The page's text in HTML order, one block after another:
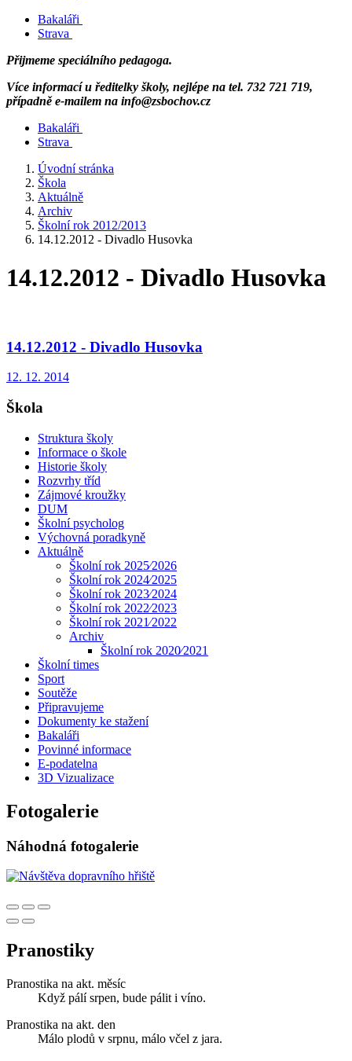
Bakaláři
Strava
Přijmeme speciálního pedagoga.
Více informací u ředitelky školy, nejlépe na tel. 732 721 719,
případně e-mailem na info@zsbochov.cz
Bakaláři
Strava
Úvodní stránka
Škola
Aktuálně
Archiv
Školní rok 2012/2013
14.12.2012 - Divadlo Husovka
14.12.2012 - Divadlo Husovka
14.12.2012 - Divadlo Husovka
12. 12. 2014
Škola
Struktura školy
Informace o škole
Historie školy
Rozvrhy tříd
Zájmové kroužky
DUM
Školní psycholog
Výchovná poradkyně
Aktuálně
Školní rok 2025⁄2026
Školní rok 2024⁄2025
Školní rok 2023⁄2024
Školní rok 2022⁄2023
Školní rok 2021⁄2022
Archiv
Školní rok 2020⁄2021
Školní times
Sport
Soutěže
Připravujeme
Dokumenty ke stažení
Bakaláři
Povinné informace
E-podatelna
3D Vizualizace
Fotogalerie
Náhodná fotogalerie
Pranostiky
Pranostika na akt. měsíc
Když pálí srpen, bude pálit i víno.
Pranostika na akt. den
Málo plodů v srpnu, málo včel z jara.